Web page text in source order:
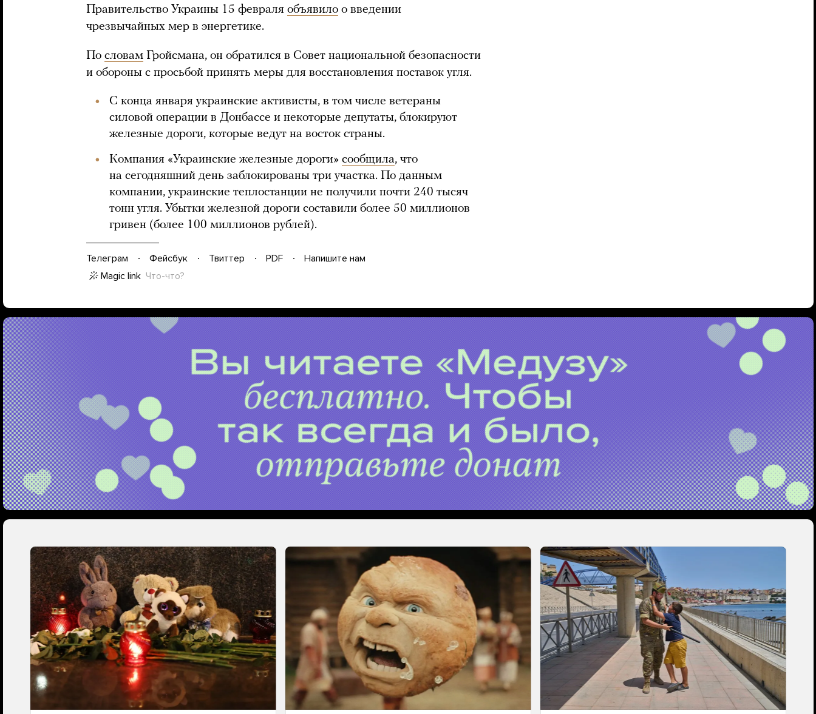
Правительство Украины 15 февраля объявило о введении
чрезвычайных мер в энергетике.
По словам Гройсмана, он обратился в Совет национальной безопасности
и обороны с просьбой принять меры для восстановления поставок угля.
С конца января украинские активисты, в том числе ветераны
силовой операции в Донбассе и некоторые депутаты, блокируют
железные дороги, которые ведут на восток страны.
Компания «Украинские железные дороги» сообщила, что
на сегодняшний день заблокированы три участка. По данным
компании, украинские теплостанции не получили почти 240 тысяч
тонн угля. Убытки железной дороги составили более 50 миллионов
гривен (более 100 миллионов рублей).
Телеграм Фейсбук Твиттер PDF
Напишите нам
Magic link Что-что?